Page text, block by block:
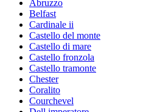
Abruzzo
Belfast
Cardinale ii
Castello del monte
Castello di mare
Castello fronzola
Castello tramonte
Chester
Coralito
Courchevel